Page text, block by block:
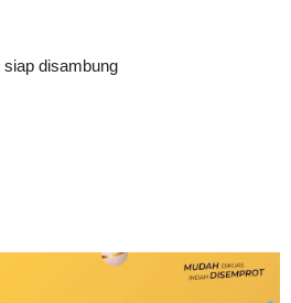
disambung